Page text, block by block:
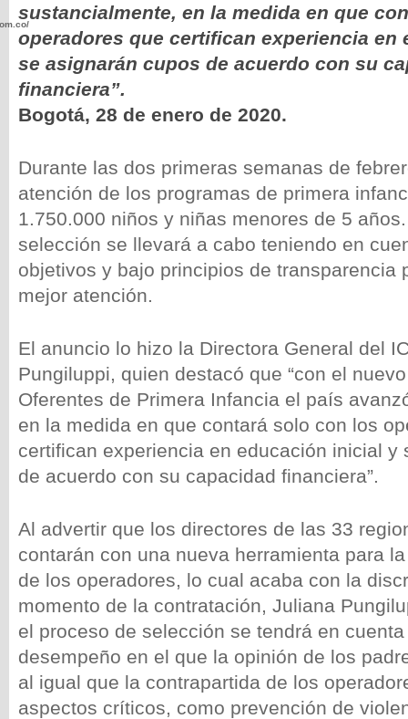
sustancialmente, en la medida en que
operadores que certifican experiencia en
se asignarán cupos de acuerdo con su
financiera”.
Bogotá, 28 de enero de 2020.
Durante las dos primeras semanas de
atención de los programas de primera
1.750.000 niños y niñas menores de 5
selección se llevará a cabo teniendo en
objetivos y bajo principios de transparencia
mejor atención.
El anuncio lo hizo la Directora General del
Pungiluppi, quien destacó que “con el
Oferentes de Primera Infancia el país
en la medida en que contará solo con los
certifican experiencia en educación inicial y
de acuerdo con su capacidad financiera”.
Al advertir que los directores de las 33
contarán con una nueva herramienta para
de los operadores, lo cual acaba con la
momento de la contratación, Juliana
el proceso de selección se tendrá en
desempeño en el que la opinión de los
al igual que la contrapartida de los
aspectos críticos, como prevención de
wp-
wp-